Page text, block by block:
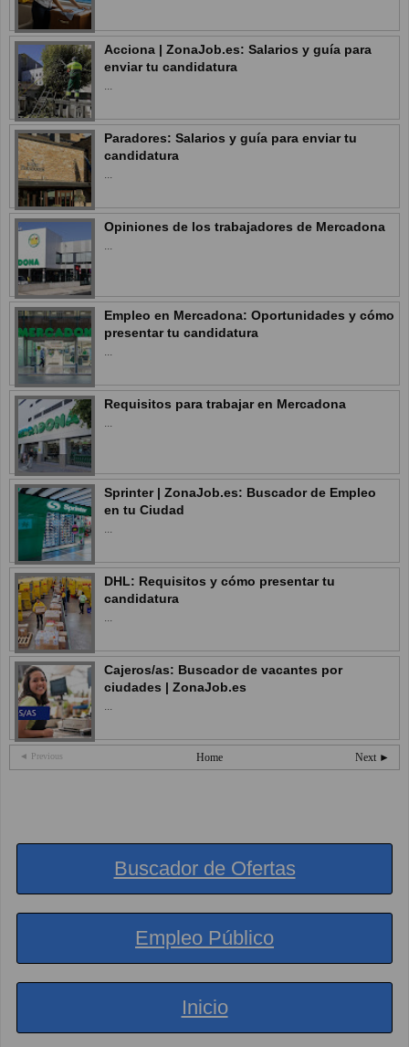
Acciona | ZonaJob.es: Salarios y guía para
enviar tu candidatura
...
Paradores: Salarios y guía para enviar tu
candidatura
...
Opiniones de los trabajadores de Mercadona
...
Empleo en Mercadona: Oportunidades y cómo
presentar tu candidatura
...
Requisitos para trabajar en Mercadona
...
Sprinter | ZonaJob.es: Buscador de Empleo
en tu Ciudad
...
DHL: Requisitos y cómo presentar tu
candidatura
...
Cajeros/as: Buscador de vacantes por
ciudades | ZonaJob.es
...
◄ Previous Next ►
Home
Buscador de Ofertas
Empleo Público
Inicio